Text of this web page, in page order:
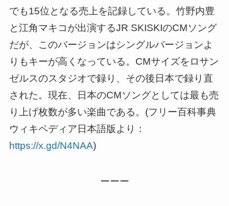
でも15位となる売上を記録している。竹野内豊
と江角マキコが出演するJR SKISKIのCMソング
だが、このバージョンはシングルバージョンよ
りもキーが高くなっている。CMサイズをロサン
ゼルスのスタジオで録り、その後日本で録り直
された。現在、日本のCMソングとしては最も売
り上げ枚数が多い楽曲である。(フリー百科事典
ウィキペディア日本語版より：
https://x.gd/N4NAA)
ーーー